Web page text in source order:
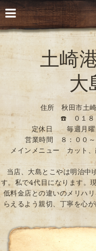
土崎
大
住所 秋田市
☎️ ０１８
定休日 毎週月曜
営業時間 ８：００～
メインメニュー カット、
当店、大島とこやは明治中
す。私で4代目になります。
低料金店との違いのメリハ
らえるよう親切、丁寧を心